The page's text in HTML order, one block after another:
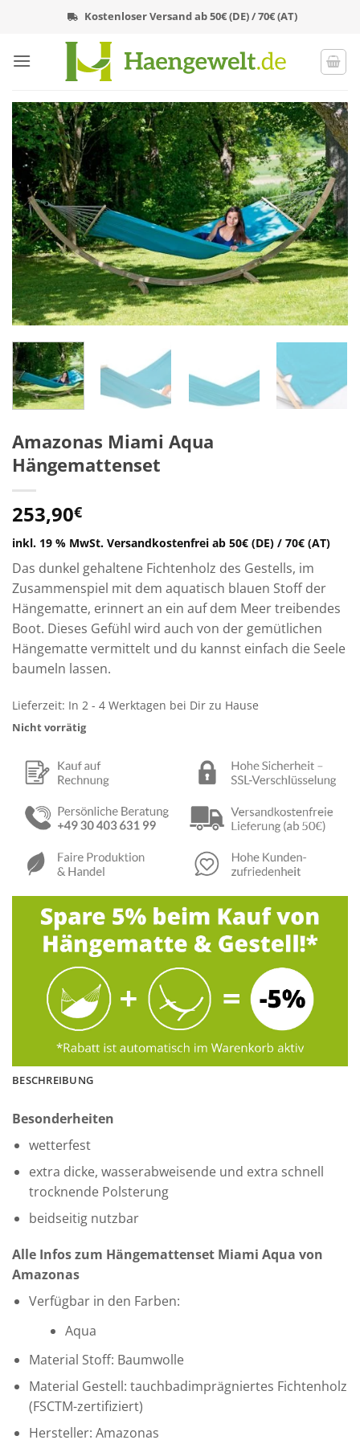
Kostenloser Versand ab 50€ (DE) / 70€ (AT)
Amazonas Miami Aqua
Hängemattenset
253,90€
inkl. 19 % MwSt. Versandkostenfrei ab 50€ (DE) / 70€ (AT)
Das dunkel gehaltene Fichtenholz des Gestells, im
Zusammenspiel mit dem aquatisch blauen Stoff der
Hängematte, erinnert an ein auf dem Meer treibendes
Boot. Dieses Gefühl wird auch von der gemütlichen
Hängematte vermittelt und du kannst einfach die Seele
baumeln lassen.
Lieferzeit: In 2 - 4 Werktagen bei Dir zu Hause
Nicht vorrätig
BESCHREIBUNG
Besonderheiten
wetterfest
extra dicke, wasserabweisende und extra schnell
trocknende Polsterung
beidseitig nutzbar
Alle Infos zum Hängemattenset Miami Aqua von
Amazonas
Verfügbar in den Farben:
Aqua
Material Stoff: Baumwolle
Material Gestell: tauchbadimprägniertes Fichtenholz
(FSCTM-zertifiziert)
Hersteller: Amazonas